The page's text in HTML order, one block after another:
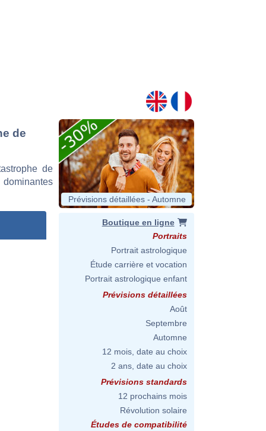
de
de
Prévisions détaillées - Automne
Boutique en ligne
Portraits
Portrait astrologique
Étude carrière et vocation
Portrait astrologique enfant
Prévisions détaillées
Août
Septembre
Automne
12 mois, date au choix
2 ans, date au choix
Prévisions standards
12 prochains mois
Révolution solaire
Études de compatibilité